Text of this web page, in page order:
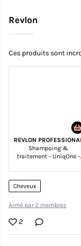
Revlon
Ces produits sont
REVLON
Shampoing &
traitement - UniqOne -
soins
Cheveux
Aimé par 2 membres
2